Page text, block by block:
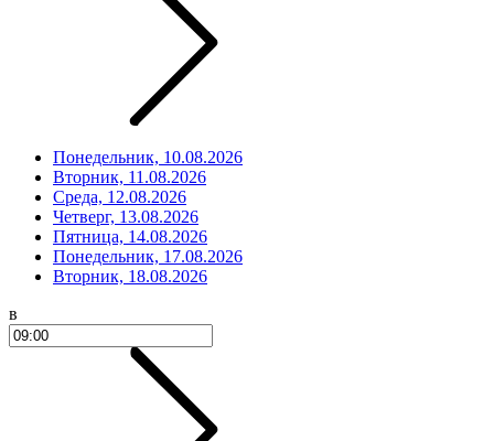
Понедельник, 10.08.2026
Вторник, 11.08.2026
Среда, 12.08.2026
Четверг, 13.08.2026
Пятница, 14.08.2026
Понедельник, 17.08.2026
Вторник, 18.08.2026
в